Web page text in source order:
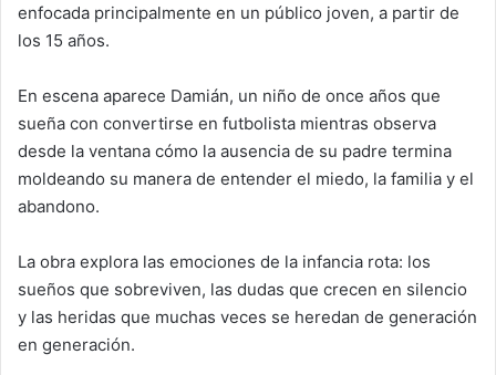
enfocada principalmente en un público joven, a partir de
los 15 años.
En escena aparece Damián, un niño de once años que
sueña con convertirse en futbolista mientras observa
desde la ventana cómo la ausencia de su padre termina
moldeando su manera de entender el miedo, la familia y el
abandono.
La obra explora las emociones de la infancia rota: los
sueños que sobreviven, las dudas que crecen en silencio
y las heridas que muchas veces se heredan de generación
en generación.